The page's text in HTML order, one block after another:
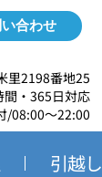
合わせ
2198番地25
・365日対応
/08:00～22:00
引越し